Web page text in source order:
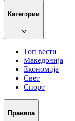
Категории
Топ вести
Македонија
Економија
Свет
Спорт
Правила